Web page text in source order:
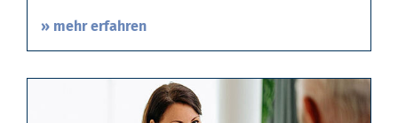
» mehr erfahren